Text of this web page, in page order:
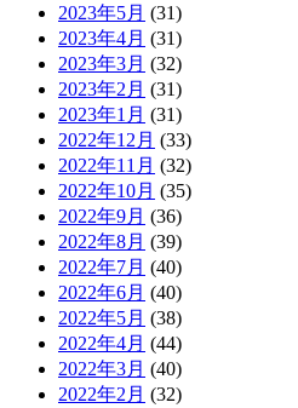
2023年5月 (31)
2023年4月 (31)
2023年3月 (32)
2023年2月 (31)
2023年1月 (31)
2022年12月 (33)
2022年11月 (32)
2022年10月 (35)
2022年9月 (36)
2022年8月 (39)
2022年7月 (40)
2022年6月 (40)
2022年5月 (38)
2022年4月 (44)
2022年3月 (40)
2022年2月 (32)